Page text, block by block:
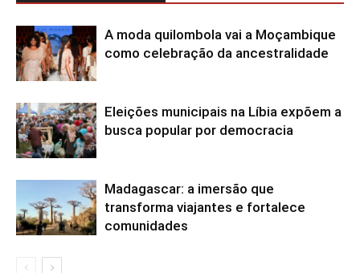
A moda quilombola vai a Moçambique
como celebração da ancestralidade
Eleições municipais na Líbia expõem a
busca popular por democracia
Madagascar: a imersão que
transforma viajantes e fortalece
comunidades